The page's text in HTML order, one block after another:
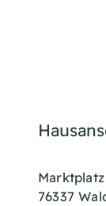
76337